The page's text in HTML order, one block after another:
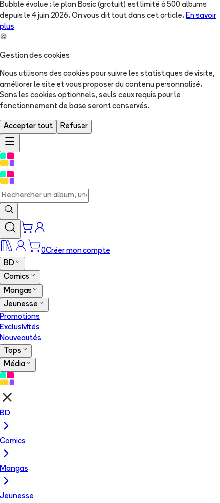
Bubble évolue : le plan Basic (gratuit) est limité à 500 albums
depuis le 4 juin 2026. On vous dit tout dans cet article. En savoir
plus
🍪
Gestion des cookies
Nous utilisons des cookies pour suivre les statistiques de visite,
améliorer le site et vous proposer du contenu personnalisé.
Sans les cookies optionnels, seuls ceux requis pour le
fonctionnement de base seront conservés.
Accepter tout Refuser
0Créer mon compte
BD
Comics
Mangas
Jeunesse
Promotions
Exclusivités
Nouveautés
Tops
Média
BD
Comics
Mangas
Jeunesse